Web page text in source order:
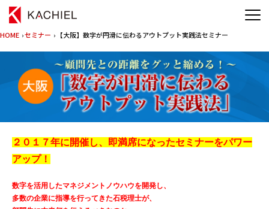
HOME ›セミナー › 【大阪】数字が円滑に伝わるアウトプット実践法セミナー
２０１７年に開催し、即満席になったセミナーをパワー
アップ！
数字を活用したマネジメントノウハウを開発し、
多数の企業に指導を行ってきた石税理士が、